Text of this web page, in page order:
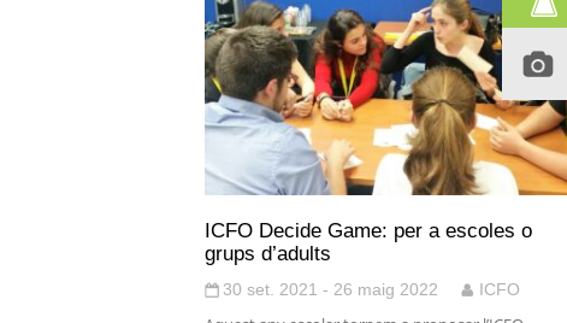
ICFO Decide Game: per a escoles o
grups d’adults
30 set. 2021 - 26 maig 2022 ICFO